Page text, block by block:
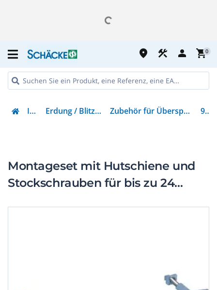
place construction person shopping_cart0
Installation Erdung / Blitzschutz / Überspannungsschutz Zubehör für Überspannungsschutz Informations-/MSR-Technik 929199
Montageset mit Hutschiene und
Stockschrauben für bis zu 24